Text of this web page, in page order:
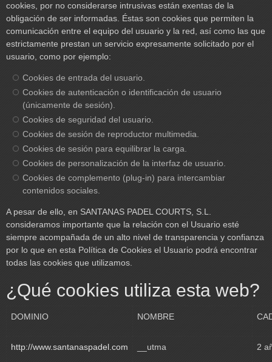
cookies, por no considerarse intrusivas están exentas de la
obligación de ser informadas. Éstas son cookies que permiten la
comunicación entre el equipo del usuario y la red, así como las que
estrictamente prestan un servicio expresamente solicitado por el
usuario, como por ejemplo:
Cookies de entrada del usuario.
Cookies de autenticación o identificación de usuario
(únicamente de sesión).
Cookies de seguridad del usuario.
Cookies de sesión de reproductor multimedia.
Cookies de sesión para equilibrar la carga.
Cookies de personalización de la interfaz de usuario.
Cookies de complemento (plug-in) para intercambiar
contenidos sociales.
A pesar de ello, en SANTANAS PADEL COURTS, S.L.
consideramos importante que la relación con el Usuario esté
siempre acompañada de un alto nivel de transparencia y confianza
por lo que en esta Política de Cookies el Usuario podrá encontrar
todas las cookies que utilizamos.
¿Qué cookies utiliza esta web?
DOMINIO NOMBRE
http://www.santanaspadel.com __utma 2